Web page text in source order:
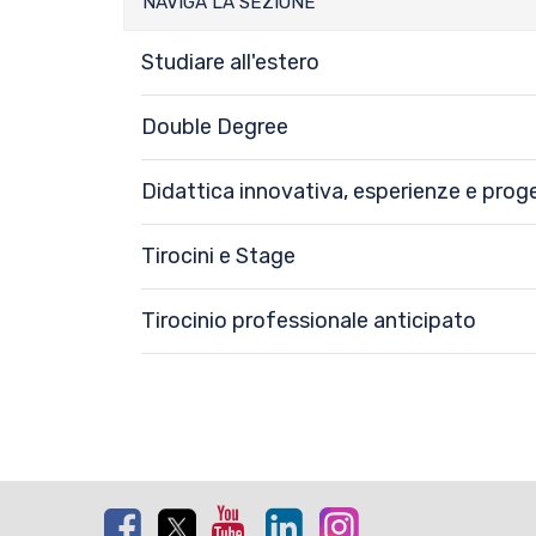
Studiare all'estero
Double Degree
Didattica innovativa, esperienze e
Tirocini e Stage
Tirocinio professionale anticipato
FacebookTwitterYoutubeLinkedin